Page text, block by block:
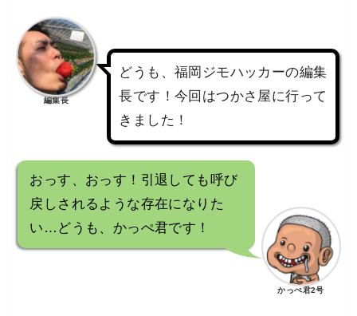
編集長
どうも、福岡ジモハッカーの編集
長です！今回はつかさ屋に行って
きました！
おっす、おっす！引退しても呼び
戻しされるような存在になりた
い…どうも、かっぺ君です！
かっぺ君2号